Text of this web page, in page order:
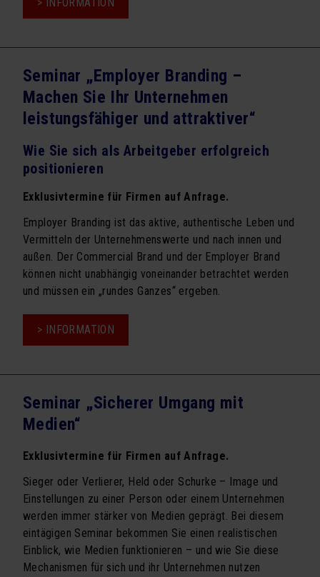
> INFORMATION
Seminar „Employer Branding –
Machen Sie Ihr Unternehmen
leistungsfähiger und attraktiver“
Wie Sie sich als Arbeitgeber erfolgreich
positionieren
Exklusivtermine für Firmen auf Anfrage.
Employer Branding ist das aktive, authentische Leben und
Vermitteln der Unternehmenswerte und nach innen und
außen. Der Commercial Brand und der Employer Brand
können nicht unabhängig voneinander betrachtet werden
und müssen ein „rundes Ganzes“ ergeben.
> INFORMATION
„Employer
Branding
–
Machen
Ihr
Unternehmen
leistungsfähiger
und
attraktiver“
Seminar „Sicherer Umgang mit
Medien“
Exklusivtermine für Firmen auf Anfrage.
Sieger oder Verlierer, Held oder Schurke – Image und
Einstellungen zu einer Person oder einem Unternehmen
werden immer stärker von Medien geprägt. Bei diesem
eintägigen Seminar bekommen Sie einen realistischen
Einblick, wie Medien funktionieren – und wie Sie diese
Mechanismen für sich und ihr Unternehmen nutzen